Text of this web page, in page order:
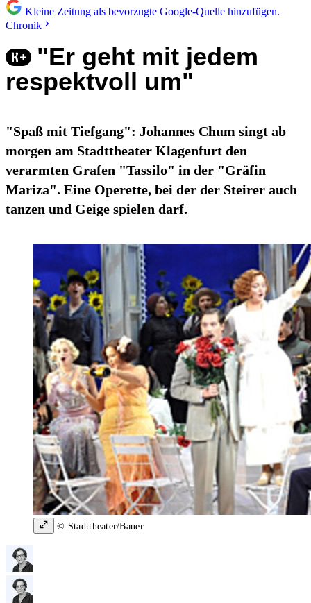
Kleine Zeitung als bevorzugte Google-Quelle hinzufügen.
Chronik
"Er geht mit jedem
respektvoll um"
"Spaß mit Tiefgang": Johannes Chum singt ab
morgen am Stadttheater Klagenfurt den
verarmten Grafen "Tassilo" in der "Gräfin
Mariza". Eine Operette, bei der der Steirer auch
tanzen und Geige spielen darf.
© Stadttheater/Bauer